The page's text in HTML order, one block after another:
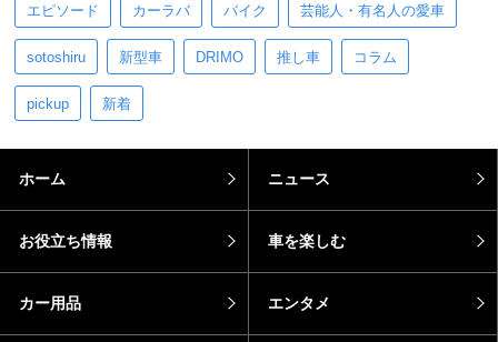
エピソード カーラバ バイク 芸能人・有名人の愛車
sotoshiru 新型車 DRIMO 推し車 コラム
pickup 新着
ホーム ニュース
お役立ち情報 車を楽しむ
カー用品 エンタメ